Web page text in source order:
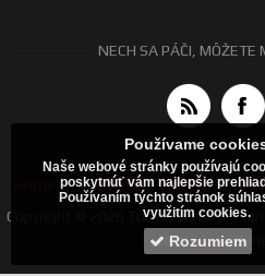
NECH SA PÁČI, MÔŽETE
Všeobecné obchodné
Copyright © 2026 Tomáš Jurčaga |
ceny sú uvedené
Používame
Naše webové stránky používajú
poskytnúť vám najlepšie
Používaním týchto stránok
využitím cookies.
Rozumiem